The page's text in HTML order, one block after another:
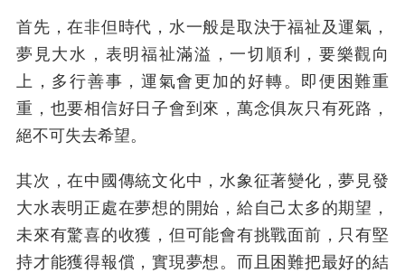
首先，在非但時代，水一般是取決于福祉及運氣，
夢見大水，表明福祉滿溢，一切順利，要樂觀向
上，多行善事，運氣會更加的好轉。即便困難重
重，也要相信好日子會到來，萬念俱灰只有死路，
絕不可失去希望。
其次，在中國傳統文化中，水象征著變化，夢見發
大水表明正處在夢想的開始，給自己太多的期望，
未來有驚喜的收獲，但可能會有挑戰面前，只有堅
持才能獲得報償，實現夢想。而且困難把最好的結